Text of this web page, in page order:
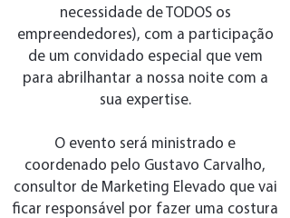
necessidade de TODOS os
empreendedores), com a participação
de um convidado especial que vem
para abrilhantar a nossa noite com a
sua expertise.
O evento será ministrado e
coordenado pelo Gustavo Carvalho,
consultor de Marketing Elevado que vai
ficar responsável por fazer uma costura